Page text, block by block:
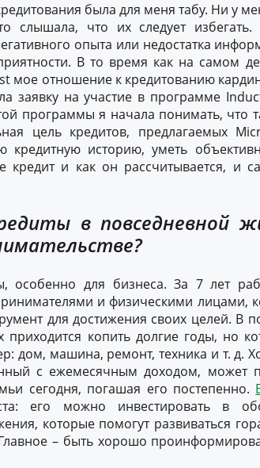
была для меня табу. Ни у
слышала, что их следует
опыта или недостатка
В то время как на самом
мое отношение к кредитованию
заявку на участие в программе
программы я начала понимать, что
цель кредитов, предлагаемых
историю, уметь
кредит и как он рассчитывается, и
в повседневной
особенно для бизнеса. За 7 лет
и физическими лицами,
для достижения своих целей. В
приходится копить долгие годы, но
дом, машина, ремонт, техника и т. д.
с ежемесячным доходом, может
сегодня, погашая его постепенно.
его можно инвестировать в
которые помогут развиваться
– быть хорошо